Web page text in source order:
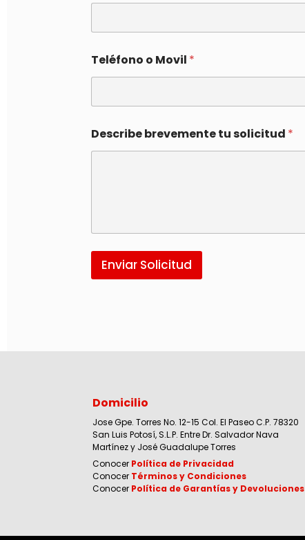
Teléfono o Movil *
Describe brevemente tu solicitud *
Enviar Solicitud
Domicilio
Jose Gpe. Torres No. 12-15 Col. El Paseo C.P. 78320
San Luis Potosí, S.L.P. Entre Dr. Salvador Nava
Martínez y José Guadalupe Torres
Conocer Política de Privacidad
Conocer Términos y Condiciones
Conocer Política de Garantías y Devoluciones